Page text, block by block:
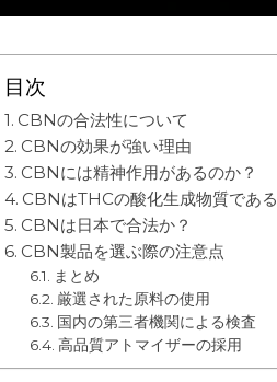
目次
CBNの合法性について
CBNの効果が強い理由
CBNには精神作用があるのか？
CBNはTHCの酸化生成物質である
CBNは日本で合法か？
CBN製品を選ぶ際の注意点
まとめ
厳選された原料の使用
国内の第三者機関による検査
高品質アトマイザーの採用